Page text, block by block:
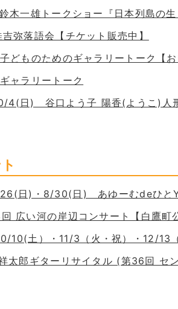
一雄トークショー『日本列島の生
落語会【チケット販売中】
ものためのギャラリートーク【お
ラリートーク
日) 谷口よう子 陽香(ようこ)人
日)・8/30(日) あゆーむdeひと
広い河の岸辺コンサート【白鷹町
10(土）・11/3（火・祝）・12/
郎ギターリサイタル (第36回 セ